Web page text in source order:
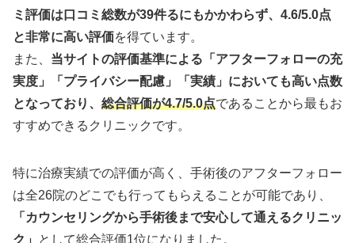
ミ評価は口コミ総数が39件るにもかかわらず、4.6/5.0点
と非常に高い評価を得ています。
また、 当サイトの評価基準による「アフターフォローの充
実度」「プライバシー配慮」「実績」においても高い点数
となっており、 総合評価が4.7/5.0点であることから最もお
すすめできるクリニックです。
特に治療実績での評価が高く、手術後のアフターフォロー
は全26院のどこでも行ってもらえることが可能であり、
「カウンセリングから手術後まで安心して通えるクリニッ
ク」
として総合評価1位になりました。